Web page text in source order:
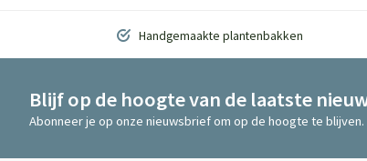
Handgemaakte plantenbakken
Blijf op de hoogte van de laatste
Abonneer je op onze nieuwsbrief om op de hoogte te blijven.